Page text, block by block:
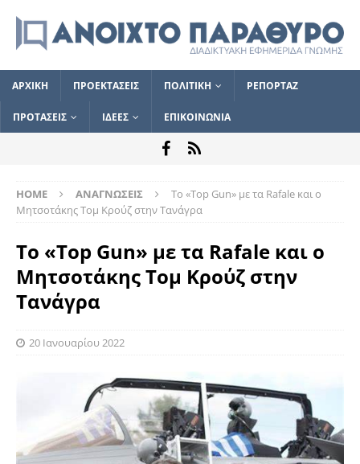
ΑΡΧΙΚΗ ΠΡΟΕΚΤΑΣΕΙΣ ΠΟΛΙΤΙΚΗ ΡΕΠΟΡΤΑΖ
ΠΡΟΤΑΣΕΙΣ ΙΔΕΕΣ ΕΠΙΚΟΙΝΩΝΙΑ
HOME ΑΝΑΓΝΩΣΕΙΣ
Το «Top Gun» με τα Rafale και ο
Μητσοτάκης Τομ Κρούζ στην Τανάγρα
Το «Top Gun» με τα Rafale και ο
Μητσοτάκης Τομ Κρούζ στην
Τανάγρα
20 Ιανουαρίου 2022